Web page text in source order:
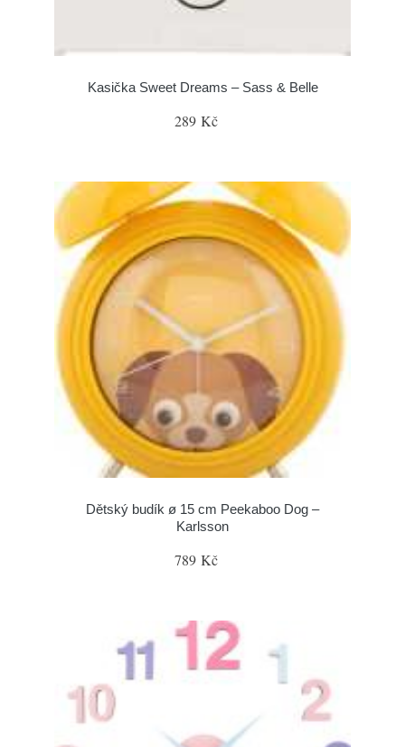
Kasička Sweet Dreams – Sass & Belle
289 Kč
Dětský budík ø 15 cm Peekaboo Dog –
Karlsson
789 Kč